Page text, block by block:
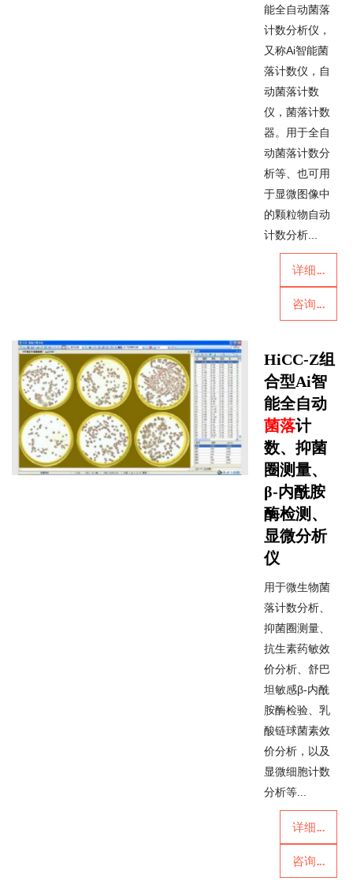
能全自动菌落
计数分析仪，
又称Ai智能菌
落计数仪，自
动菌落计数
仪，菌落计数
器。用于全自
动菌落计数分
析等、也可用
于显微图像中
的颗粒物自动
计数分析...
详细...
咨询...
HiCC-Z组
合型Ai智
能全自动
菌落计
数、抑菌
圈测量、
β-内酰胺
酶检测、
显微分析
仪
用于微生物菌
落计数分析、
抑菌圈测量、
抗生素药敏效
价分析、舒巴
坦敏感β-内酰
胺酶检验、乳
酸链球菌素效
价分析，以及
显微细胞计数
分析等...
详细...
咨询...